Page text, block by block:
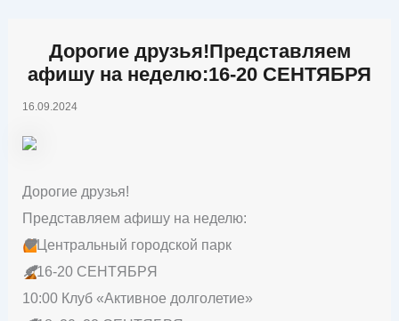
Дорогие друзья!Представляем
афишу на неделю:16-20 СЕНТЯБРЯ
16.09.2024
Дорогие друзья!
Представляем афишу на неделю:
🧡Центральный городской парк
🍂16-20 СЕНТЯБРЯ
10:00 Клуб «Активное долголетие»